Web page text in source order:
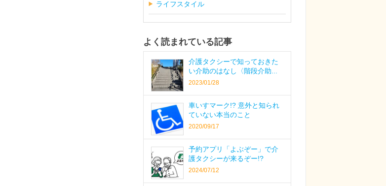
ライフスタイル
よく読まれている記事
介護タクシーで知っておきた
い介助のはなし〈階段介助...
2023/01/28
車いすマーク!? 意外と知られ
ていない本当のこと
2020/09/17
予約アプリ「よぶぞー」で介
護タクシーが来るぞー!?
2024/07/12